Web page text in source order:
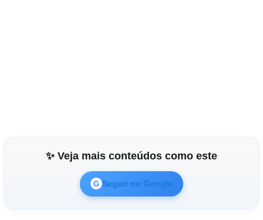
✨ Veja mais conteúdos como este
G Seguir no Google